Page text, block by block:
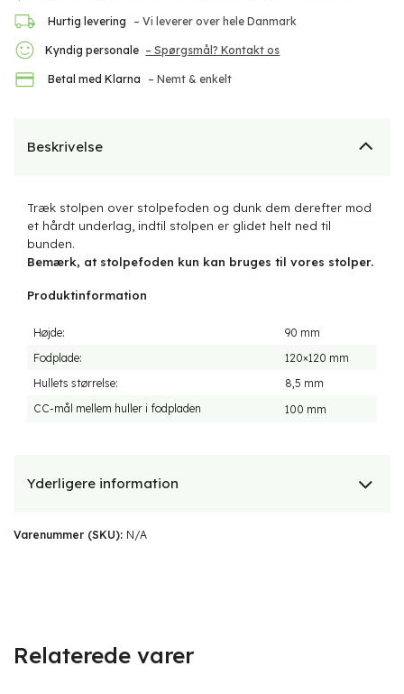
Hurtig levering – Vi leverer over hele Danmark
Kyndig personale – Spørgsmål? Kontakt os
Betal med Klarna – Nemt & enkelt
Beskrivelse
Træk stolpen over stolpefoden og dunk dem derefter mod
et hårdt underlag, indtil stolpen er glidet helt ned til
bunden.
Bemærk, at stolpefoden kun kan bruges til vores stolper.
Produktinformation
Højde:
90 mm
Fodplade:
120×120 mm
Hullets størrelse:
8,5 mm
CC-mål mellem huller i fodpladen
100 mm
Yderligere information
Varenummer (SKU): N/A
Relaterede varer